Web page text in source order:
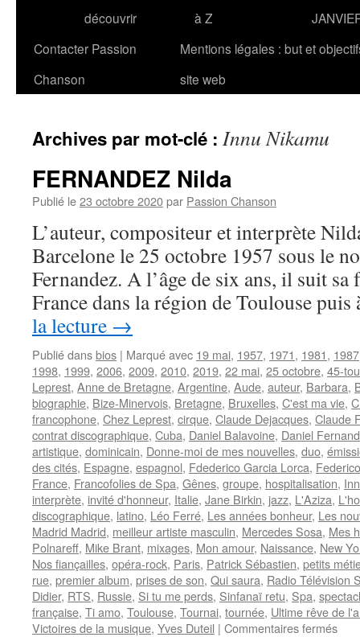
découvrir
à Z
Contacter Passion
Chanson
Mentions légales : but et
site web
Archives par mot-clé : Innu Nikamu
FERNANDEZ Nilda
Publié le23 octobre 2020par Passion Chanson
L’auteur, compositeur et interprète
Barcelone le 25 octobre 1957 sous le
Fernandez. A l’âge de six ans, il suit
France dans la région de Toulouse
la lecture →
Publié dansbios | Marqué avec 19 mai, 1957, 1971, 1981, 1987
1998, 1999, 2006, 2009, 2010, 2019, 22 mai, 25 octobre, 45-
Leprest, Anne de Bretagne, Argentine, Aude, auteur, Barbara,
biographie, Bize-Minervois, Bretagne, Bruxelles, C'est ma vie,
francophone, Chez Leprest, cirque, Claude Dejacques, Claude
contrat discographique, Cuba, Daniel Balavoine, Daniel
artistique, dominicain, Donne-moi de mes nouvelles, duo,
des cités, Espagne, espagnol, Fdederico Garcia Lorca,
France, Francofolies de Spa, Gênes, groupe, hospitalisation,
interprète, invité d'honneur, Italie, Jane Birkin, jazz, L'Aziza,
discographique, latino, Léo Ferré, Les années bonheur, Les
Madrid Madrid, meilleur artiste masculin, Mercedes Sosa, Mes
Polnareff, Mike Brant, mixages, Mon amour, Naissance, New
Nos fiançailles, opéra-rock, Paris, Patrick Sébastien, petits
rue, premier album, prises de son, Qui saura, Radio Télévision
Didier, RTS, Russie, Si tu me perds, Sinfanaï retu, Spa,
française, Ti amo, Toulouse, Tournai, tournée, Ultime rêve de
Victoires de la musique, Yves Duteil | Commentaires ferméssur